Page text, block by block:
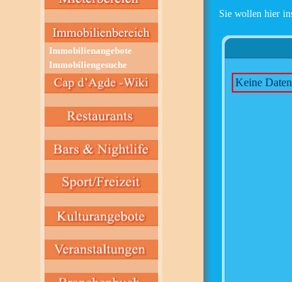
Immobilienangebote
Immobiliengesuche
Sie wollen hier
Keine